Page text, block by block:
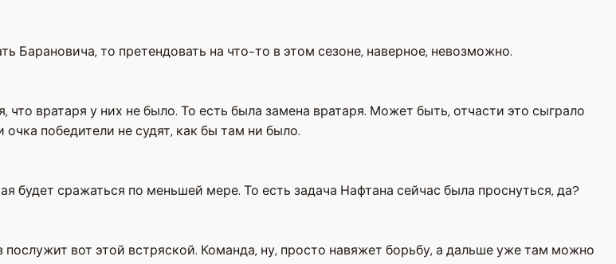
Барановича, то претендовать на что-то в этом сезоне, наверное, невозможно.
вратаря у них не было. То есть была замена вратаря. Может быть, отчасти это сыграло
победители не судят, как бы там ни было.
будет сражаться по меньшей мере. То есть задача Нафтана сейчас была проснуться, да?
вот этой встряской. Команда, ну, просто навяжет борьбу, а дальше уже там можно